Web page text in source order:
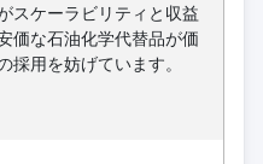
スケーラビリティと収益
価な石油化学代替品が価
採用を妨げています。